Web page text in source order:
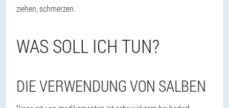
ziehen, schmerzen.
WAS SOLL ICH TUN?
DIE VERWENDUNG VON SALBEN